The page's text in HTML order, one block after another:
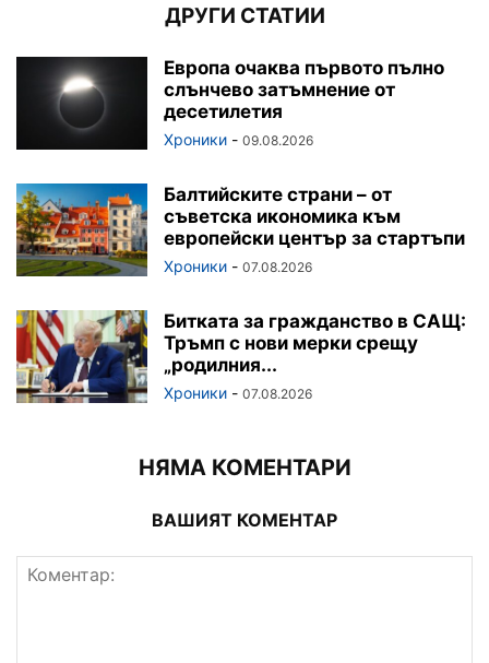
ДРУГИ СТАТИИ
Европа очаква първото пълно
слънчево затъмнение от
десетилетия
Хроники - 09.08.2026
Балтийските страни – от
съветска икономика към
европейски център за стартъпи
Хроники - 07.08.2026
Битката за гражданство в САЩ:
Тръмп с нови мерки срещу
„родилния...
Хроники - 07.08.2026
НЯМА КОМЕНТАРИ
ВАШИЯТ КОМЕНТАР